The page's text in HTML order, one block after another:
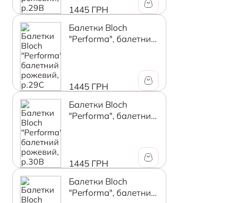
1445 ГРН
Балетки Bloch
"Performa", балетний
1445 ГРН
Балетки Bloch
"Performa", балетний
1445 ГРН
Балетки Bloch
"Performa", балетний